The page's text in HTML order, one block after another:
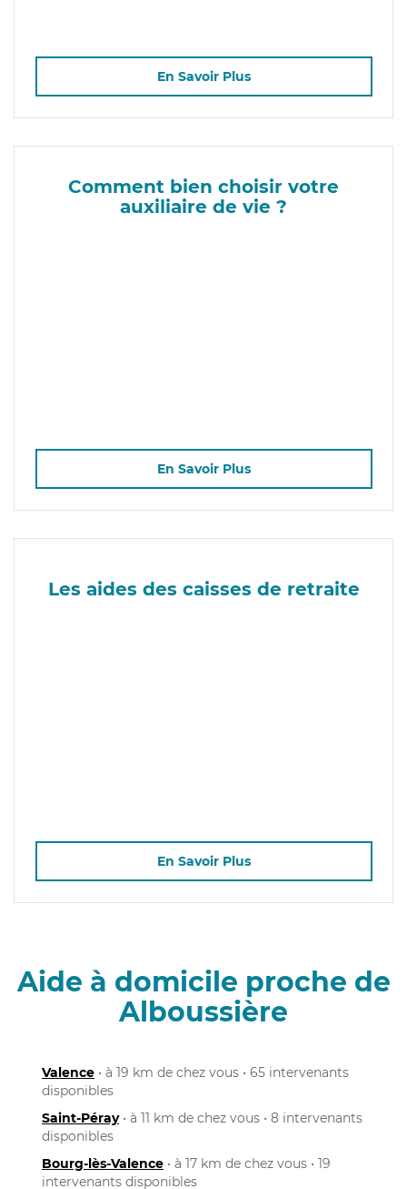
En Savoir Plus
Comment bien choisir votre
auxiliaire de vie ?
En Savoir Plus
Les aides des caisses de retraite
En Savoir Plus
Aide à domicile proche de
Alboussière
Valence • à 19 km de chez vous • 65 intervenants
disponibles
Saint-Péray• à 11 km de chez vous • 8 intervenants
disponibles
Bourg-lès-Valence • à 17 km de chez vous • 19
intervenants disponibles